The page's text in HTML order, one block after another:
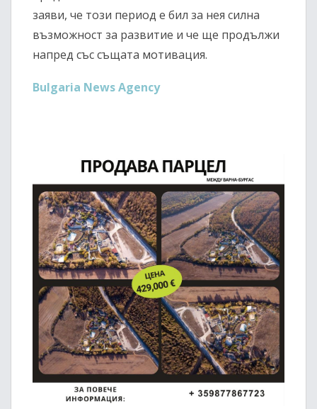
заяви, че този период е бил за нея силна
възможност за развитие и че ще продължи
напред със същата мотивация.
Bulgaria News Agency